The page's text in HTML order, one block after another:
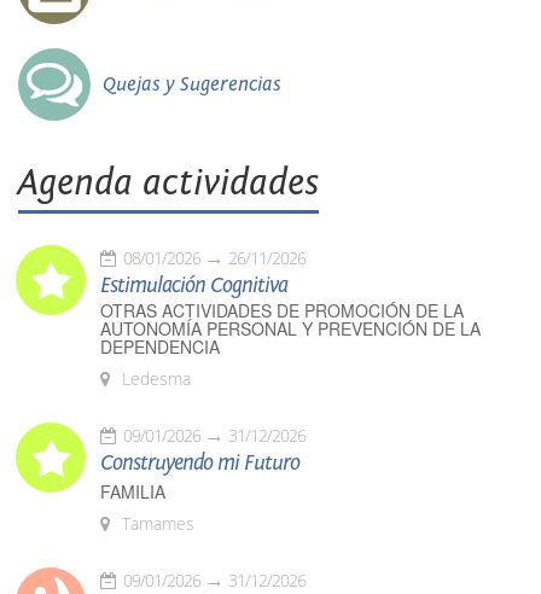
Quejas y Sugerencias
Agenda actividades
08/01/2026 26/11/2026
Estimulación Cognitiva
OTRAS ACTIVIDADES DE PROMOCIÓN DE LA
AUTONOMÍA PERSONAL Y PREVENCIÓN DE LA
DEPENDENCIA
Ledesma
09/01/2026 31/12/2026
Construyendo mi Futuro
FAMILIA
Tamames
09/01/2026 31/12/2026